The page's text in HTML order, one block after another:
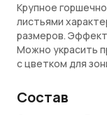
Крупное
листьями
размеров.
Можно украсить
с цветком для
Внимание!
Состав